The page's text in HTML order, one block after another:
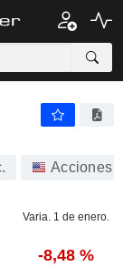
Acciones
Varia. 1 de enero.
-8,48 %